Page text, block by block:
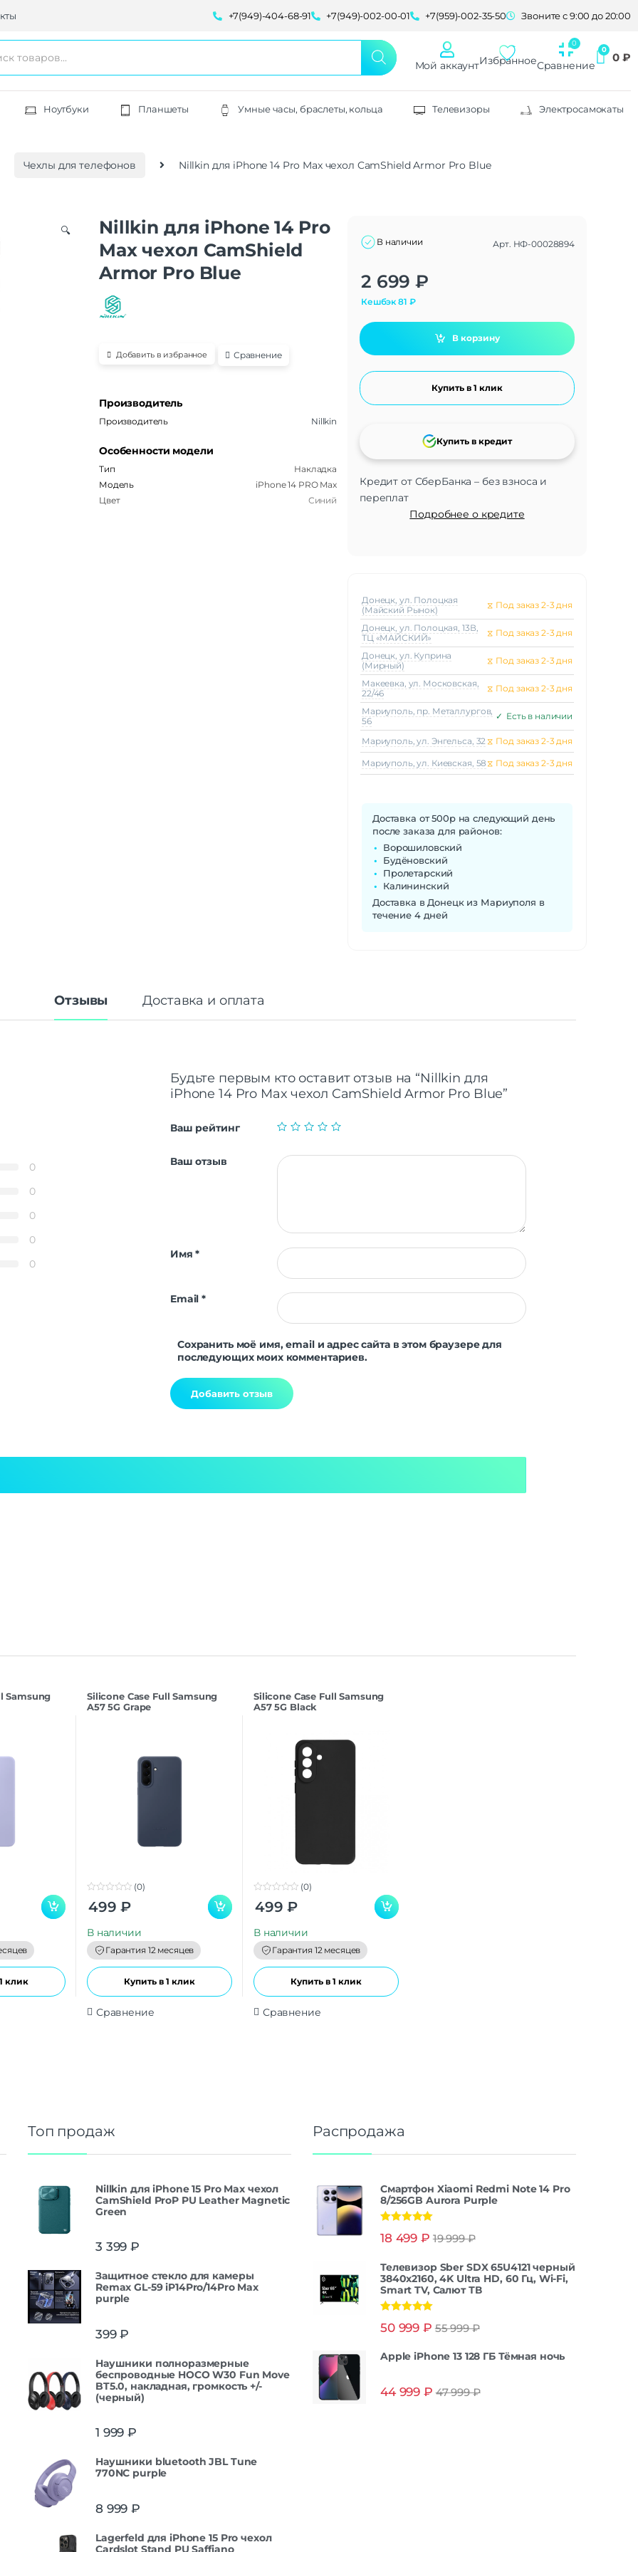
+7(949)-404-68-91 +7(949)-002-00-01 +7(959)-002-35-50 Звоните с 9:00 до 20:00
Мой аккаунтИзбранноеСравнение
0 ₽
Ноутбуки Планшеты Умные часы, браслеты, кольца Телевизоры Электросамокаты
Чехлы для телефонов Nillkin для iPhone 14 Pro Max чехол CamShield Armor Pro Blue
🔍
Nillkin для iPhone 14 Pro
Max чехол CamShield
Armor Pro Blue
Добавить в избранное Сравнение
Производитель
Производитель Nillkin
Особенности модели
Тип
Накладка
Модель
iPhone 14 PRO Max
Цвет
Синий
В наличии Арт. НФ-00028894
2 699 ₽
Кешбэк81 ₽
В корзину
Купить в 1 клик
Кредит от СберБанка – без взноса и
переплат
Подробнее о кредите
Купить в кредит
Alternative:
Донецк, ул. Полоцкая
(Майский Рынок)
⧖ Под заказ 2-3 дня
Донецк, ул. Полоцкая, 13В,
ТЦ «МАЙСКИЙ»
⧖ Под заказ 2-3 дня
Донецк, ул. Куприна
(Мирный)
⧖ Под заказ 2-3 дня
Макеeвка, ул. Московская,
22/46
⧖ Под заказ 2-3 дня
Мариуполь, пр. Металлургов,
56
✓ Есть в наличии
Мариуполь, ул. Энгельса, 32 ⧖ Под заказ 2-3 дня
Мариуполь, ул. Киевская, 58 ⧖ Под заказ 2-3 дня
Доставка от 500р на следующий день
после заказа для районов:
Ворошиловский
Будёновский
Пролетарский
Калининский
Доставка в Донецк из Мариуполя в
течение 4 дней
Отзывы Доставка и оплата
0
0
0
0
0
Будьте первым кто оставит отзыв на “Nillkin для
iPhone 14 Pro Max чехол CamShield Armor Pro Blue”
Ваш рейтинг
Ваш отзыв
Имя*
Email*
Сохранить моё имя, email и адрес сайта в этом браузере для
последующих моих комментариев.
Samsung
клик
Silicone Case Full Samsung
A57 5G Grape
o
o
(0)
499 ₽
В наличии
Гарантия 12 месяцев
Купить в 1 клик
Сравнение
Silicone Case Full Samsung
A57 5G Black
o
o
(0)
499 ₽
В наличии
Гарантия 12 месяцев
Купить в 1 клик
Сравнение
Топ продаж
Nillkin для iPhone 15 Pro Max чехол
CamShield ProP PU Leather Magnetic
Green
3 399 ₽
Защитнoe cтекло для камеры
Remax GL-59 iP14Pro/14Pro Max
purple
399₽
Наушники полноразмерные
беспроводные HOCO W30 Fun Move
BT5.0, накладная, громкость +/-
(черный)
1 999 ₽
Наушники bluetooth JBL Tune
770NC purple
8 999 ₽
Lagerfeld для iPhone 15 Pro чехол
Cardslot Stand PU Saffiano
Распродажа
Смартфон Xiaomi Redmi Note 14 Pro
8/256GB Aurora Purple
из 5
18 499 ₽ 19 999₽
Телевизор Sber SDX 65U4121 черный
3840x2160, 4K Ultra HD, 60 Гц, Wi-Fi,
Smart TV, Салют ТВ
из 5
50 999 ₽ 55 999₽
Apple iPhone 13 128 ГБ Тёмная ночь
44 999 ₽ 47 999₽